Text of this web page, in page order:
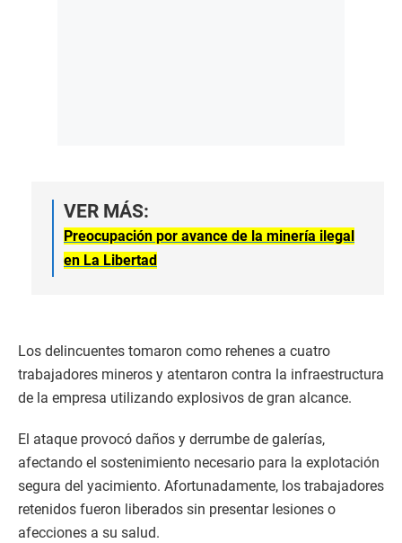
VER MÁS:
Preocupación por avance de la minería ilegal
en La Libertad
Los delincuentes tomaron como rehenes a cuatro
trabajadores mineros y atentaron contra la infraestructura
de la empresa utilizando explosivos de gran alcance.
El ataque provocó daños y derrumbe de galerías,
afectando el sostenimiento necesario para la explotación
segura del yacimiento. Afortunadamente, los trabajadores
retenidos fueron liberados sin presentar lesiones o
afecciones a su salud.